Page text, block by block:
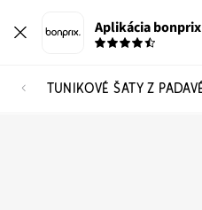
Aplikácia bonprix